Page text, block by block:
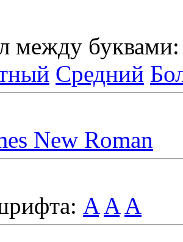
между буквами:
Средний
New Roman
A A A